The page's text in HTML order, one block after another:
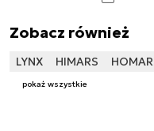
Zobacz również
LYNX HIMARS HOMAR
pokaż wszystkie